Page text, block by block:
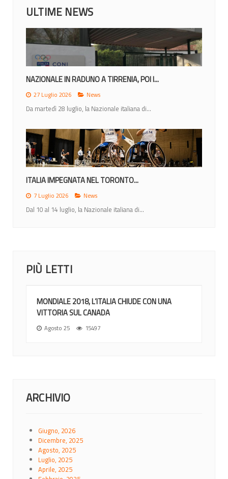
ULTIME NEWS
NAZIONALE IN RADUNO A TIRRENIA, POI I...
27 Luglio 2026 News
Da martedì 28 luglio, la Nazionale italiana di...
ITALIA IMPEGNATA NEL TORONTO...
7 Luglio 2026 News
Dal 10 al 14 luglio, la Nazionale italiana di...
PIÙ LETTI
MONDIALE 2018, L’ITALIA CHIUDE CON UNA
VITTORIA SUL CANADA
Agosto 25 15497
ARCHIVIO
Giugno, 2026
Dicembre, 2025
Agosto, 2025
Luglio, 2025
Aprile, 2025